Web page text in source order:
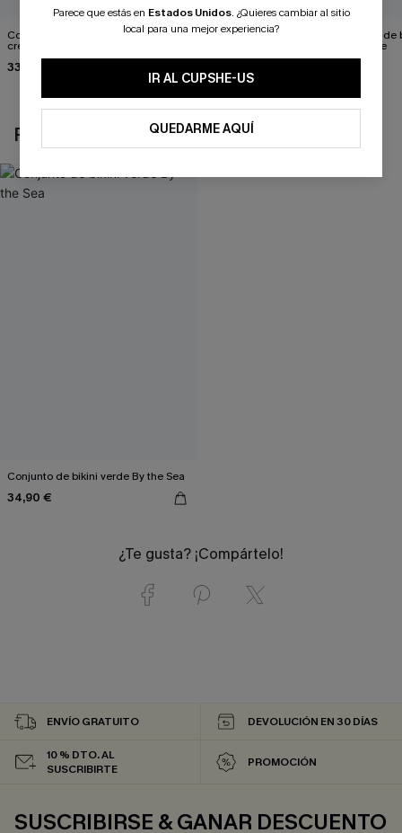
Conjunto de bikini color
crema a la moda
33,00 €
Conjunto de bikini morado Conjunto
Old Flame
REVISAR RECIENTEMENTE
Conjunto de bikini verde By the Sea
34,90 €
¿Te gusta? ¡Compártelo!
Parece que estás en Estados Unidos. ¿Quieres cambiar al sitio
local para una mejor experiencia?
IR AL CUPSHE-US
QUEDARME AQUÍ
ENVÍO GRATUITO DEVOLUCIÓN EN 30 DÍAS
10 % DTO. AL
SUSCRIBIRTE
PROMOCIÓN
SUSCRIBIRSE & GANAR DESCUENTO